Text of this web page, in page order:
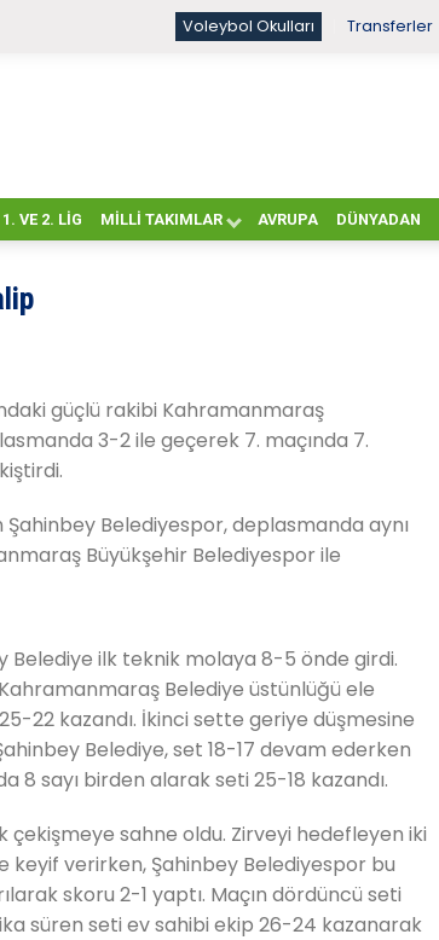
Voleybol Okulları Transferler
1. VE 2. LIG MILLI TAKIMLAR AVRUPA DÜNYADAN
güçlü rakibi Kahramanmaraş
3-2 ile geçerek 7. maçında 7.
Belediyespor, deplasmanda aynı
Büyükşehir Belediyespor ile
Belediye ilk teknik molaya 8-5 önde girdi.
Belediye üstünlüğü ele
22 kazandı. İkinci sette geriye düşmesine
Belediye, set 18-17 devam ederken
8 sayı birden alarak seti 25-18 kazandı.
çekişmeye sahne oldu. Zirveyi hedefleyen iki
keyif verirken, Şahinbey Belediyespor bu
skoru 2-1 yaptı. Maçın dördüncü seti
süren seti ev sahibi ekip 26-24 kazanarak